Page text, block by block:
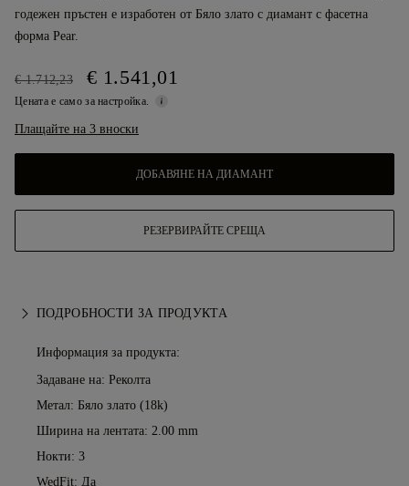
годежен пръстен е изработен от Бяло злато с диамант с фасетна
форма Pear.
€ 1.712,23 € 1.541,01
Цената е само за настройка.
Плащайте на 3 вноски
ДОБАВЯНЕ НА ДИАМАНТ
РЕЗЕРВИРАЙТЕ СРЕЩА
ПОДРОБНОСТИ ЗА ПРОДУКТА
Информация за продукта:
Задаване на: Реколта
Метал: Бяло злато (18k)
Ширина на лентата: 2.00 mm
Нокти: 3
WedFit: Да